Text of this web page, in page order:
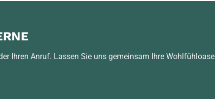
Ihren Anruf. Lassen Sie uns gemeinsam Ihre Wohlfühloase